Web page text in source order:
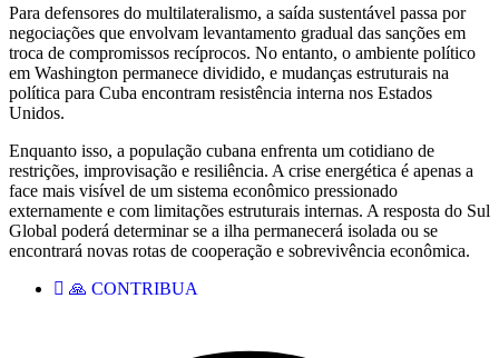
Para defensores do multilateralismo, a saída sustentável passa por
negociações que envolvam levantamento gradual das sanções em
troca de compromissos recíprocos. No entanto, o ambiente político
em Washington permanece dividido, e mudanças estruturais na
política para Cuba encontram resistência interna nos Estados
Unidos.
Enquanto isso, a população cubana enfrenta um cotidiano de
restrições, improvisação e resiliência. A crise energética é apenas a
face mais visível de um sistema econômico pressionado
externamente e com limitações estruturais internas. A resposta do Sul
Global poderá determinar se a ilha permanecerá isolada ou se
encontrará novas rotas de cooperação e sobrevivência econômica.
🙏 CONTRIBUA